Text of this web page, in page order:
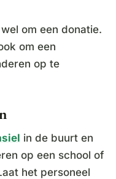
om een donatie.
om een
op te
in de buurt en
op een school of
het personeel